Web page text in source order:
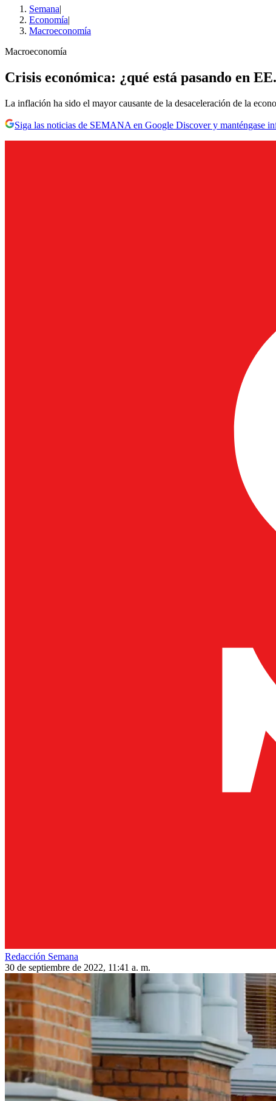
Semana|
Economía|
Macroeconomía
Macroeconomía
Crisis económica: ¿qué está pasando en
La inflación ha sido el mayor causante de la desaceleración de la
Siga las noticias de SEMANA en Google Discover y manténgase
Redacción Semana
30 de septiembre de 2022, 11:41 a. m.